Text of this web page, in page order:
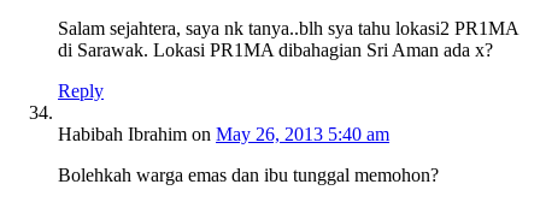
Salam sejahtera, saya nk tanya..blh sya tahu lokasi2 PR1MA
di Sarawak. Lokasi PR1MA dibahagian Sri Aman ada x?
Reply
Habibah Ibrahim on May 26, 2013 5:40 am
Bolehkah warga emas dan ibu tunggal memohon?